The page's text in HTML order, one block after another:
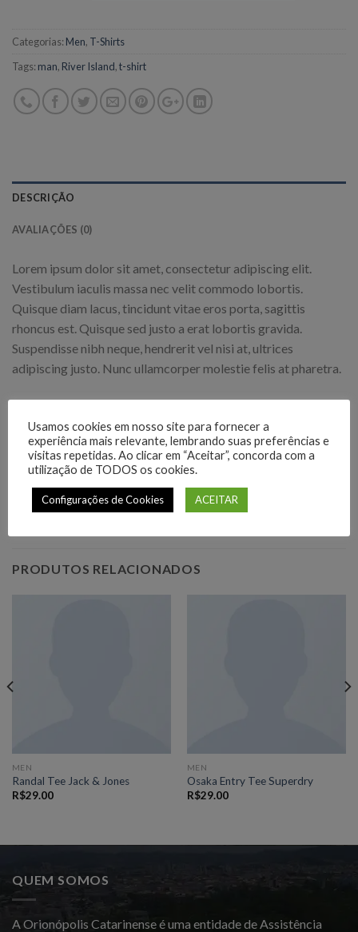
Categorias: Men, T-Shirts
Tags: man, River Island,t-shirt
DESCRIÇÃO
AVALIAÇÕES (0)
Lorem ipsum dolor sit amet, consectetur adipiscing elit.
Vestibulum iaculis massa nec velit commodo lobortis.
Quisque diam lacus, tincidunt vitae eros porta, sagittis
rhoncus est. Quisque sed justo a erat lobortis gravida.
Suspendisse nibh neque, hendrerit vel nisi at, ultrices
adipiscing justo. Nunc ullamcorper molestie felis at pharetra.
SS Crew California Sub NOK 199, River Island – NELLY.COM
Marfa authentic High Life veniam Carles nostrud, pickled
meggings assumenda fingerstache keffiyeh Pinterest.
PRODUTOS RELACIONADOS
MEN
Randal Tee Jack & Jones
R$29.00
MEN
Osaka Entry Tee Superdry
R$29.00
QUEM SOMOS
A Orionópolis Catarinense é uma entidade de Assistência
Usamos cookies em nosso site para fornecer a
experiência mais relevante, lembrando suas preferências e
visitas repetidas. Ao clicar em “Aceitar”, concorda com a
utilização de TODOS os cookies.
Configurações de Cookies ACEITAR